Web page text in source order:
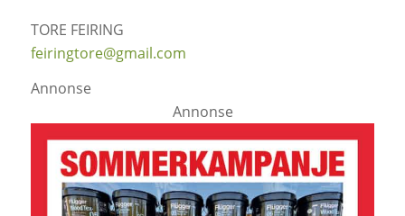
TORE FEIRING
feiringtore@gmail.com
Annonse
Annonse